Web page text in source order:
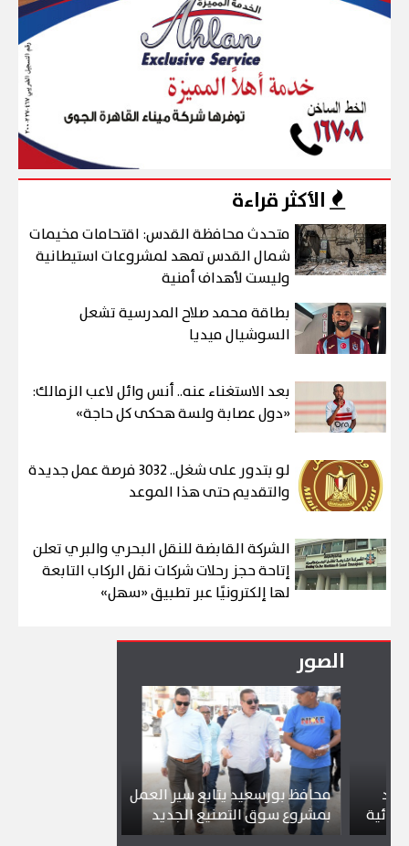
الأكثر قراءة
متحدث محافظة القدس: اقتحامات مخيمات
شمال القدس تمهد لمشروعات استيطانية
وليست لأهداف أمنية
بطاقة محمد صلاح المدرسية تشعل
السوشيال ميديا
بعد الاستغناء عنه.. أنس وائل لاعب الزمالك:
«دول عصابة ولسة هحكى كل حاجة»
لو بتدور على شغل.. 3032 فرصة عمل جديدة
والتقديم حتى هذا الموعد
الشركة القابضة للنقل البحري والبري تعلن
إتاحة حجز رحلات شركات نقل الركاب التابعة
لها إلكترونيًا عبر تطبيق «سهل»
الصور
محافظ بورسعيد يتابع سير العمل
بمشروع سوق التصنيع الجديد